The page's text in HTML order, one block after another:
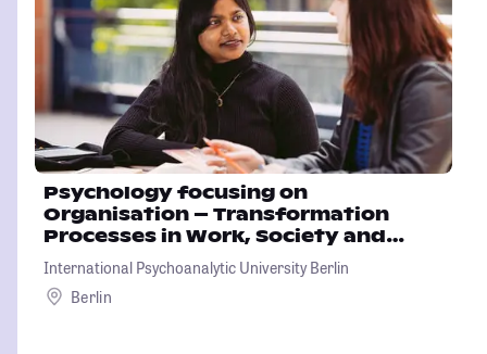
Psychology focusing on
Organisation – Transformation
Processes in Work, Society and
Environment
International Psychoanalytic University Berlin
Berlin